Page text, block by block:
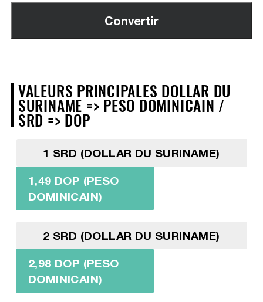
VALEURS PRINCIPALES DOLLAR DU
SURINAME => PESO DOMINICAIN /
SRD => DOP
1 SRD (DOLLAR DU SURINAME)
1,49 DOP (PESO
DOMINICAIN)
2 SRD (DOLLAR DU SURINAME)
2,98 DOP (PESO
DOMINICAIN)